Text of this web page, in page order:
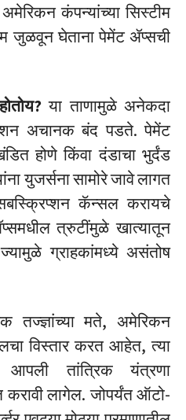
कंपन्यांच्या सिस्टीम
जुळवून घेताना पेमेंट ॲप्सची
या ताणामुळे अनेकदा
अचानक बंद पडते. पेमेंट
होणे किंवा दंडाचा भुर्दंड
युजर्सना सामोरे जावे लागत
कॅन्सल करायचे
त्रुटींमुळे खात्यातून
ग्राहकांमध्ये असंतोष
तज्ज्ञांच्या मते, अमेरिकन
विस्तार करत आहेत, त्या
आपली तांत्रिक यंत्रणा
लागेल. जोपर्यंत ऑटो-